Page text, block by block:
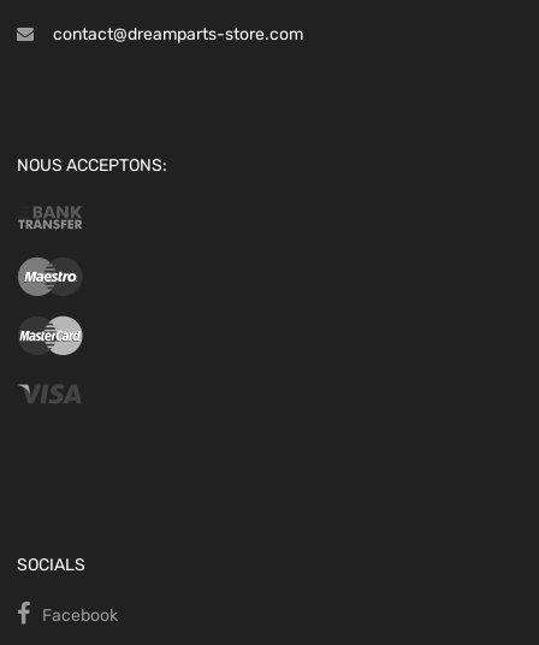
contact@dreamparts-store.com
NOUS ACCEPTONS:
SOCIALS
Facebook